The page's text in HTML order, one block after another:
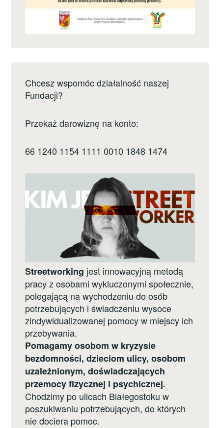
Chcesz wspomóc działalność naszej
Fundacji?
Przekaż darowiznę na konto:
66 1240 1154 1111 0010 1848 1474
Streetworking jest innowacyjną metodą
pracy z osobami wykluczonymi społecznie,
polegającą na wychodzeniu do osób
potrzebujących i świadczeniu wysoce
zindywidualizowanej pomocy w miejscy ich
przebywania.
Pomagamy osobom w kryzysie
bezdomności, dzieciom ulicy, osobom
uzależnionym, doświadczających
przemocy fizycznej i psychicznej.
Chodzimy po ulicach Białegostoku w
poszukiwaniu potrzebujących, do których
nie dociera pomoc.